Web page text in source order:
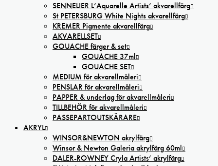
SENNELIER L’Aquarelle Artists’ akvarellfärg
St PETERSBURG White Nights akvarellfärg
KREMER Pigmente akvarellfärg
AKVARELLSET
GOUACHE färger & set
GOUACHE 37ml
GOUACHE SET
MEDIUM för akvarellmåleri
PENSLAR för akvarellmåleri
PAPPER & underlag för akvarellmåleri
TILLBEHÖR för akvarellmåleri
PASSEPARTOUTSKÄRARE
AKRYL
WINSOR&NEWTON akrylfärg
Winsor & Newton Galeria akrylfärg 60ml
DALER-ROWNEY Cryla Artists’ akrylfärg